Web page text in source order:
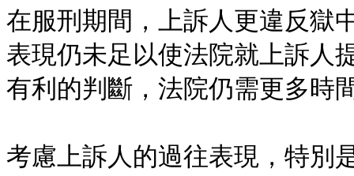
在服刑期間，上訴人更違反獄
表現仍未足以使法院就上訴人
有利的判斷，法院仍需更多時
考慮上訴人的過往表現，特別